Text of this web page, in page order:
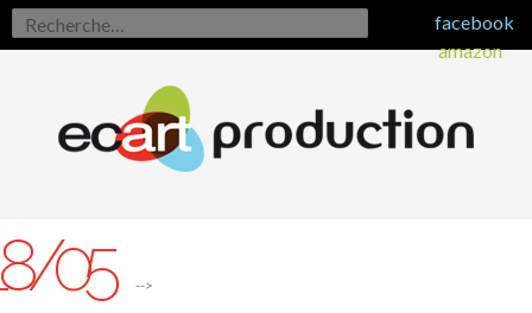
Rechercher :facebook
amazon
05 -->